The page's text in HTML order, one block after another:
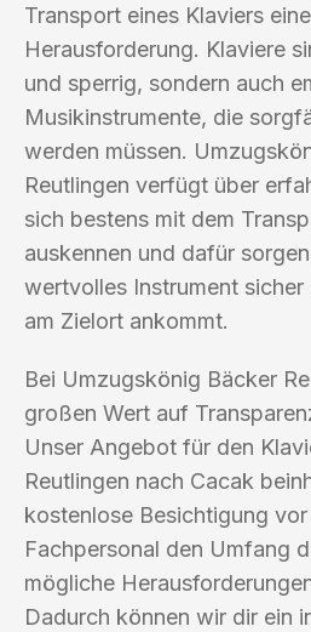
Transport eines Klaviers
Herausforderung. Klaviere
und sperrig, sondern auch
Musikinstrumente, die
werden müssen.
Reutlingen verfügt über
sich bestens mit dem
auskennen und dafür
wertvolles Instrument
am Zielort ankommt.
Bei Umzugskönig Bäcker
großen Wert auf
Unser Angebot für den
Reutlingen nach Cacak
kostenlose Besichtigung
Fachpersonal den Umfang
mögliche
Dadurch können wir dir ein